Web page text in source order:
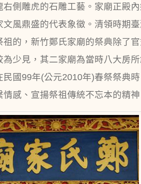
右側雕虎的石雕工藝。家廟正殿
文風鼎盛的代表象徵。清領時期
祖的，新竹鄭氏家廟的祭典除了
為少見，其二家廟為當時八大房
民國99年(公元2010年)春祭祭典
情感、宣揚祭祖傳統不忘本的精神